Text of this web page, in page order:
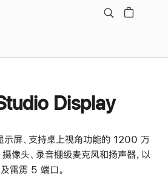
Display
屏、支持桌上视角功能的 1200 万
头、录音棚级麦克风和扬声器，以
及雷雳 5 端口。